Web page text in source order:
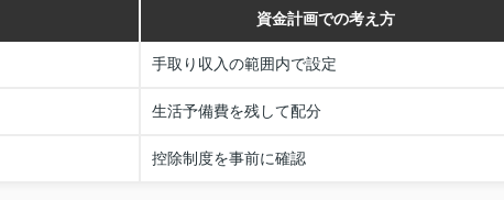
資金計画での考え方
手取り収入の範囲内で設定
生活予備費を残して配分
控除制度を事前に確認